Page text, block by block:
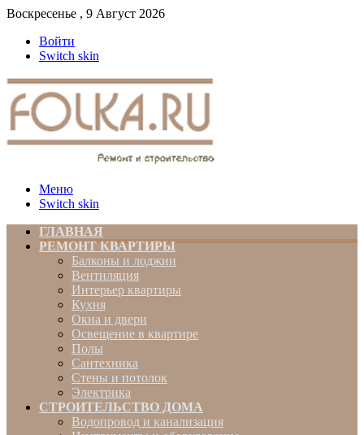
Воскресенье , 9 Август 2026
Войти
Switch skin
Меню
Switch skin
ГЛАВНАЯ
РЕМОНТ КВАРТИРЫ
Балконы и лоджии
Вентиляция
Интерьер квартиры
Кухня
Окна и двери
Освещение в квартире
Полы
Сантехника
Стены и потолок
Электрика
СТРОИТЕЛЬСТВО ДОМА
Водопровод и канализация